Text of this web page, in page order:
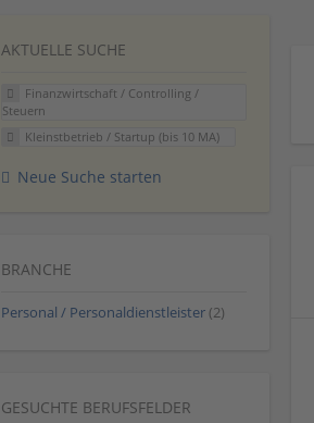
AKTUELLE SUCHE
Finanzwirtschaft / Controlling /
Steuern
Kleinstbetrieb / Startup (bis 10 MA)
Neue Suche starten
BRANCHE
Personal / Personaldienstleister (2)
GESUCHTE BERUFSFELDER